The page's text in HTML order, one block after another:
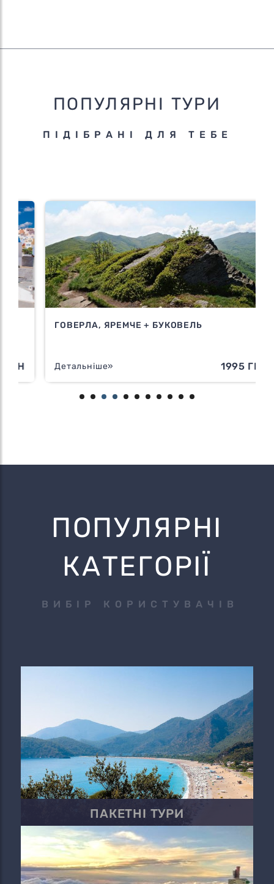
ПОПУЛЯРНІ ТУРИ
ПІДІБРАНІ ДЛЯ ТЕБЕ
ГОВЕРЛА, ЯРЕМЧЕ + БУКОВЕЛЬ
Детальніше» 1995 ГРН
ПОПУЛЯРНІ
КАТЕГОРІЇ
ВИБІР КОРИСТУВАЧІВ
ПАКЕТНІ ТУРИ